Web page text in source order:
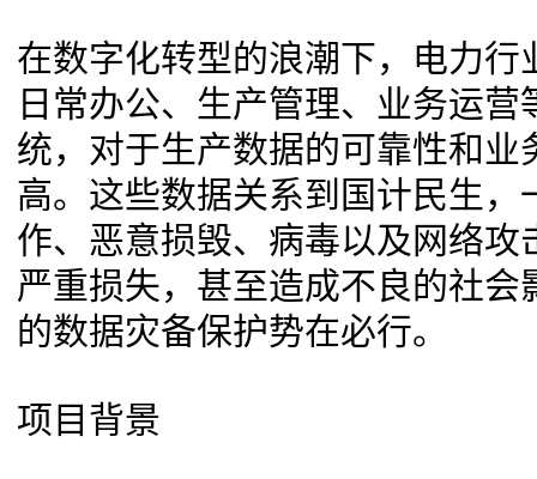
在数字化转型的浪潮下，电力
日常办公、生产管理、业务运
统，对于生产数据的可靠性和
高。这些数据关系到国计民生
作、恶意损毁、病毒以及网络
严重损失，甚至造成不良的社
的数据灾备保护势在必行。
项目背景